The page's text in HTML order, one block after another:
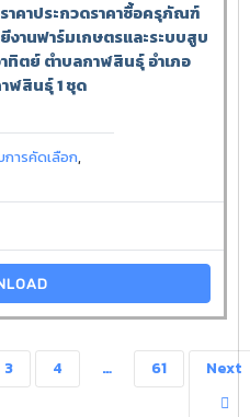
าคาประกวดราคาซื้อครุภัณฑ์
งานฟาร์มเกษตรและระบบสูบ
ทิตย์ ตำบลกาฬสินธุ์ อำเภอ
ฬสินธุ์ 1 ชุด
การคัดเลือก,
3 4 … 61 Next